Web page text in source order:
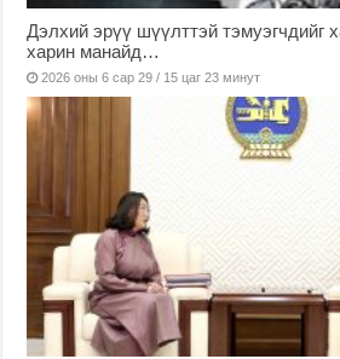
Дэлхий эрүү шүүлттэй тэмуэгчдийг
харин манайд…
2026 оны 6 сар 29 / 15 цаг 23 минут